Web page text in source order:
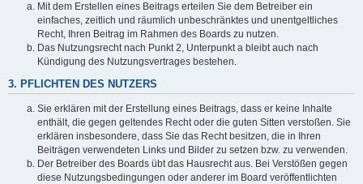
Mit dem Erstellen eines Beitrags erteilen Sie dem Betreiber ein
einfaches, zeitlich und räumlich unbeschränktes und unentgeltliches
Recht, Ihren Beitrag im Rahmen des Boards zu nutzen.
Das Nutzungsrecht nach Punkt 2, Unterpunkt a bleibt auch nach
Kündigung des Nutzungsvertrages bestehen.
3. PFLICHTEN DES NUTZERS
Sie erklären mit der Erstellung eines Beitrags, dass er keine Inhalte
enthält, die gegen geltendes Recht oder die guten Sitten verstoßen. Sie
erklären insbesondere, dass Sie das Recht besitzen, die in Ihren
Beiträgen verwendeten Links und Bilder zu setzen bzw. zu verwenden.
Der Betreiber des Boards übt das Hausrecht aus. Bei Verstößen gegen
diese Nutzungsbedingungen oder anderer im Board veröffentlichten